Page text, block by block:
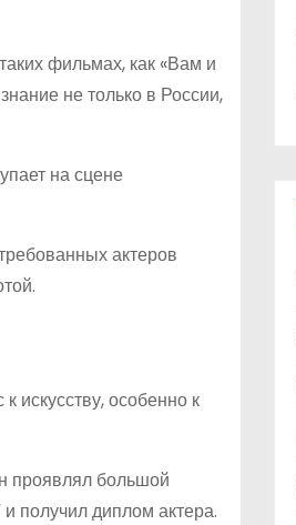
фильмах, как «Вам и
не только в России,
на сцене
актеров
искусству, особенно к
проявлял большой
получил диплом актера.